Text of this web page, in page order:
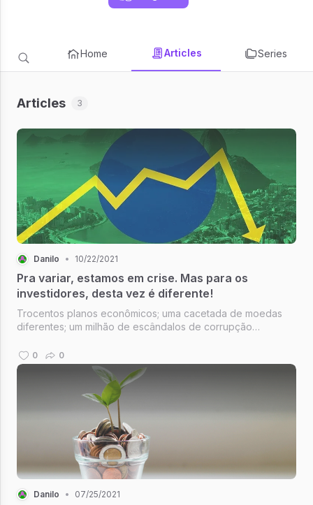
Home Articles Series
Articles 3
Danilo • 10/22/2021
Pra variar, estamos em crise. Mas para os
investidores, desta vez é diferente!
Trocentos planos econômicos; uma cacetada de moedas
diferentes; um milhão de escândalos de corrupção
vinte anos; uma inflação que nunca para de nos afligir; uma
bolsa de valores que possui...
0 0
Danilo • 07/25/2021